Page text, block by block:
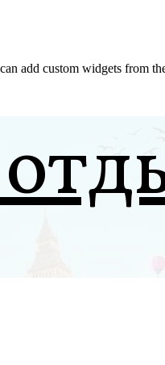
add custom widgets from